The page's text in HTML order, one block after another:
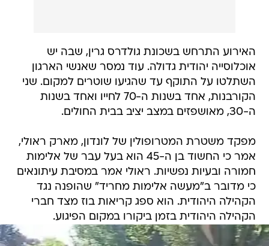
האירוע התרחש בשכונת גולדרס גרין, שבה יש
אוכלוסייה יהודית גדולה. עוד נמסר שאנשי הארגון
השתלטו על התוקף עד שהגיעו שוטרים למקום. שני
הקורבנות, אחד בשנות ה-70 לחייו ואחד בשנות
ה-30, מאושפזים במצב יציב בבית החולים.
מפקד משטרת המטרופולין של לונדון, מארק ראולי,
אמר כי החשוד בן ה-45 הוא בעל עבר של אלימות
חמורה ובעיות נפשיות. ראולי אמר במסיבת עיתונאים
כי מדובר ב"מעשה אלימות מחריד" שהופנה נגד
הקהילה היהודית. הוא ספג קריאות בוז מצד חברי
הקהילה היהודית בזמן ביקורו במקום הפיגוע.